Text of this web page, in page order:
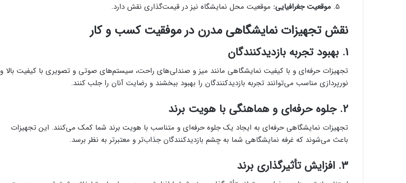
موقعیت جغرافیایی: موقعیت محل نمایشگاه نیز در قیمت‌گذاری نقش دارد.
نقش تجهیزات نمایشگاهی مدرن در موفقیت کسب و کار
1. بهبود تجربه بازدیدکنندگان
تجهیزات حرفه‌ای و با کیفیت نمایشگاهی مانند میز و صندلی‌های راحت، سیستم‌های صوتی و تصویری با کیفیت بالا و
نورپردازی مناسب می‌توانند تجربه بازدیدکنندگان را بهبود ببخشند و رضایت آنان را جلب کنند.
2. جلوه حرفه‌ای و هماهنگی با هویت برند
تجهیزات نمایشگاهی حرفه‌ای به ایجاد یک جلوه حرفه‌ای و متناسب با هویت برند شما کمک می‌کنند. این تجهیزات
باعث می‌شوند که غرفه نمایشگاهی شما به چشم بازدیدکنندگان جذاب‌تر و معتبرتر به نظر برسد.
3. افزایش تأثیرگذاری برند